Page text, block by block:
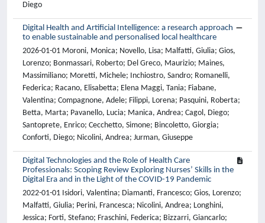
Diego
Digital Health and Artificial Intelligence: a research approach
to enable sustainable and personalised local healthcare
2026-01-01 Moroni, Monica; Novello, Lisa; Malfatti, Giulia; Gios,
Lorenzo; Bonmassari, Roberto; Del Greco, Maurizio; Maines,
Massimiliano; Moretti, Michele; Inchiostro, Sandro; Romanelli,
Federica; Racano, Elisabetta; Elena Maggi, Tania; Fiabane,
Valentina; Compagnone, Adele; Filippi, Lorena; Pasquini, Roberta;
Betta, Marta; Pavanello, Lucia; Manica, Andrea; Cagol, Diego;
Santoprete, Enrico; Cecchetto, Simone; Bincoletto, Giorgia;
Conforti, Diego; Nicolini, Andrea; Jurman, Giuseppe
Digital Technologies and the Role of Health Care
Professionals: Scoping Review Exploring Nurses’ Skills in the
Digital Era and in the Light of the COVID-19 Pandemic
2022-01-01 Isidori, Valentina; Diamanti, Francesco; Gios, Lorenzo;
Malfatti, Giulia; Perini, Francesca; Nicolini, Andrea; Longhini,
Jessica; Forti, Stefano; Fraschini, Federica; Bizzarri, Giancarlo;